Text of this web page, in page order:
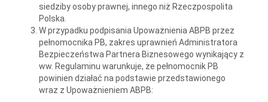
siedziby osoby prawnej, innego niż Rzeczpospolita
Polska.
W przypadku podpisania Upoważnienia ABPB przez
pełnomocnika PB, zakres uprawnień Administratora
Bezpieczeństwa Partnera Biznesowego wynikający z
ww. Regulaminu warunkuje, że pełnomocnik PB
powinien działać na podstawie przedstawionego
wraz z Upoważnieniem ABPB: